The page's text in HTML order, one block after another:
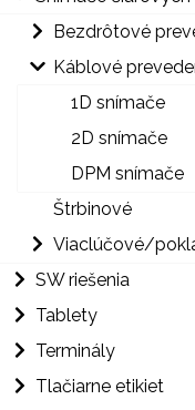
Bezdrôtové
Káblové
1D snímače
2D snímače
DPM snímače
Štrbinové
Viaclúčové/
SW riešenia
Tablety
Terminály
Tlačiarne etikiet